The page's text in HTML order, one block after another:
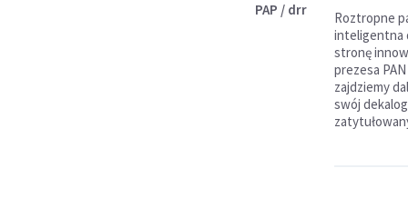
PAP / drr
Roztropne
inteligentna
stronę
prezesa
zajdziemy
swój